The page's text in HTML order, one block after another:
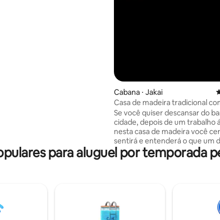
Cabana ⋅ Jakai
Casa de madeira tradicional
Se você quiser descansar do
cidade, depois de um trabalho
nesta casa de madeira você
sentirá e entenderá o que um
sono e descanso esperam
casa de campo tem 3 quartos
de cozinha - fogão,
lavar louça, geladeira, roupa de
toalhas! Da varanda você pode
para aluguel por temporada